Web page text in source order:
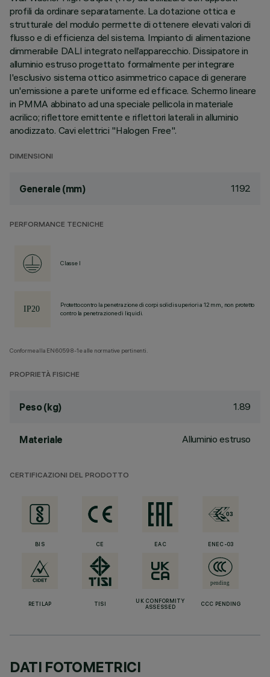
profili da ordinare separatamente. La dotazione ottica e
strutturale del modulo permette di ottenere elevati valori di
flusso e di efficienza del sistema. Impianto di alimentazione
dimmerabile DALI integrato nell’apparecchio. Dissipatore in
alluminio estruso progettato formalmente per integrare
l'esclusivo sistema ottico asimmetrico capace di generare
un'emissione a parete uniforme ed efficace. Schermo lineare
in PMMA abbinato ad una speciale pellicola in materiale
acrilico; riflettore emittente e riflettori laterali in alluminio
anodizzato. Cavi elettrici "Halogen Free".
DIMENSIONI
Generale (mm) 1192
PERFORMANCE TECNICHE
Classe I
Protetto contro la penetrazione di corpi solidi superiori a 12 mm, non protetto
contro la penetrazione di liquidi.
Conforme alla EN60598-1 e alle normative pertinenti.
PROPRIETÀ FISICHE
Peso (kg) 1.89
Materiale Alluminio estruso
CERTIFICAZIONI DEL PRODOTTO
BIS CE EAC ENEC-03
RETILAP TISI
UK CONFORMITY
ASSESSED
CCC PENDING
DATI FOTOMETRICI